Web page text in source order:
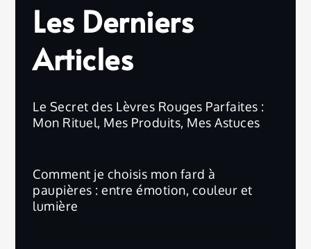
Les Derniers
Articles
Le Secret des Lèvres Rouges Parfaites :
Mon Rituel, Mes Produits, Mes Astuces
Comment je choisis mon fard à
paupières : entre émotion, couleur et
lumière